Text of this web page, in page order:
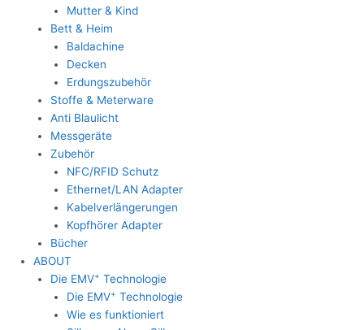
Mutter & Kind
Bett & Heim
Baldachine
Decken
Erdungszubehör
Stoffe & Meterware
Anti Blaulicht
Messgeräte
Zubehör
NFC/RFID Schutz
Ethernet/LAN Adapter
Kabelverlängerungen
Kopfhörer Adapter
Bücher
ABOUT
Die EMV+ Technologie
Die EMV+ Technologie
Wie es funktioniert